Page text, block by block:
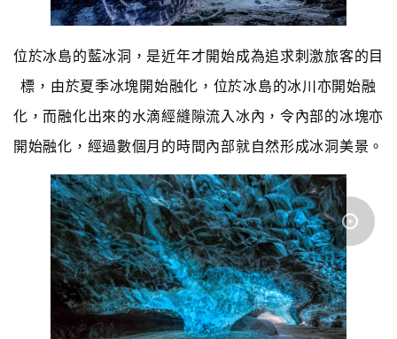
位於冰島的藍冰洞，是近年才開始成為追求刺激旅客的目
標，由於夏季冰塊開始融化，位於冰島的冰川亦開始融
化，而融化出來的水滴經縫隙流入冰內，令內部的冰塊亦
開始融化，經過數個月的時間內部就自然形成冰洞美景。